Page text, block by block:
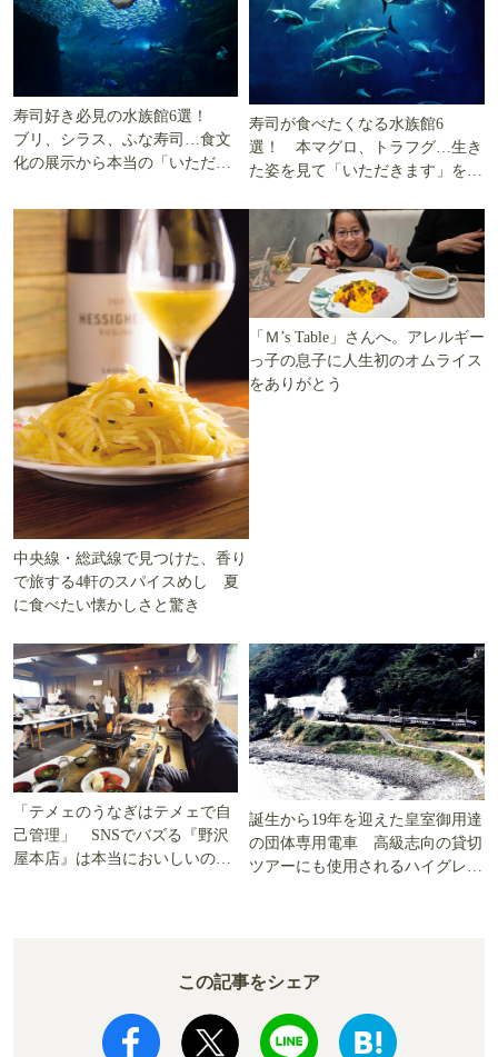
寿司好き必見の水族館6選！
ブリ、シラス、ふな寿司…食文
化の展示から本当の「いただき
寿司が食べたくなる水族館6
選！ 本マグロ、トラフグ…生き
た姿を見て「いただきます」を考
中央線・総武線で見つけた、香り
で旅する4軒のスパイスめし 夏
に食べたい懐かしさと驚き
「Ｍ’s Table」さんへ。アレルギー
っ子の息子に人生初のオムライス
をありがとう
「テメェのうなぎはテメェで自
己管理」 SNSでバズる『野沢
屋本店』は本当においしいの
誕生から19年を迎えた皇室御用達
の団体専用電車 高級志向の貸切
ツアーにも使用されるハイグレー
この記事をシェア